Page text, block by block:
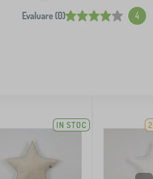
Evaluare (0) 4
IN STOC